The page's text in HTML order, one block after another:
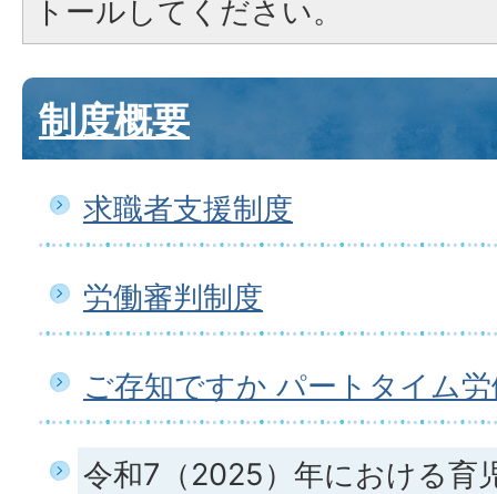
トールしてください。
制度概要
求職者支援制度
労働審判制度
ご存知ですか パートタイム
令和7（2025）年における育